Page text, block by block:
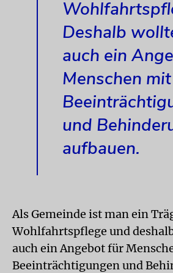
Deshalb
auch ein
Menschen mit
und
aufbauen.
Als Gemeinde ist man ein
Wohlfahrtspflege und
auch ein Angebot für
Beeinträchtigungen und